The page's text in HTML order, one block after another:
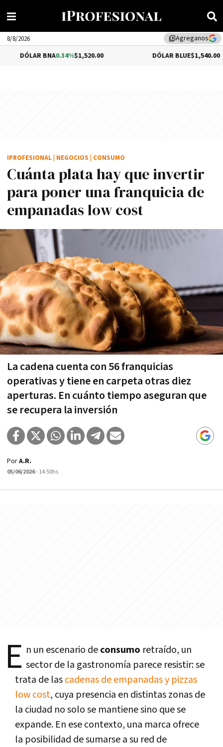
library_addAgreganos
8/8/2026
0.34%$1,520.00 $1,540.00
Cuánta plata hay que invertir
para poner una franquicia de
empanadas low cost
La cadena cuenta con 56 franquicias
operativas y tiene en carpeta otras diez
aperturas. En cuánto tiempo aseguran que
se recupera la inversión
IPROFESIONAL NEGOCIOS CONSUMO
PorA.R.
05/06/2026- 14:50hs
E n un escenario deconsumo retraído, un
sector de la gastronomía parece resistir: se
trata de lascadenas de empanadas y pizzas
low cost, cuya presencia en distintas zonas de
la ciudad no solo se mantiene sino que se
expande. En ese contexto, una marca ofrece
la posibilidad de sumarse a su red de